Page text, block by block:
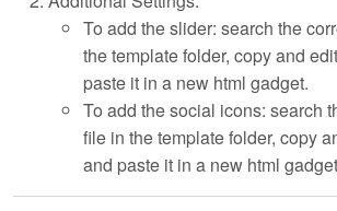
To add the slider: search the
the template folder, copy and
paste it in a new html gadget.
To add the social icons: search
file in the template folder, copy
and paste it in a new html